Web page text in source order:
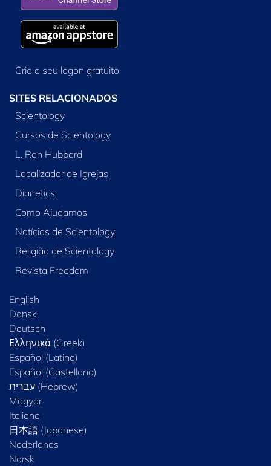
Crie o seu logon gratuito
SITES RELACIONADOS
Scientology
Cursos de Scientology
L. Ron Hubbard
Localizador de Igrejas
Dianetics
Como Ajudamos
Notícias de Scientology
Religião de Scientology
Revista Freedom
English
Dansk
Deutsch
Ελληνικά (Greek)
Español (Latino)
Español (Castellano)
Magyar
Italiano
日本語 (Japanese)
Nederlands
Norsk